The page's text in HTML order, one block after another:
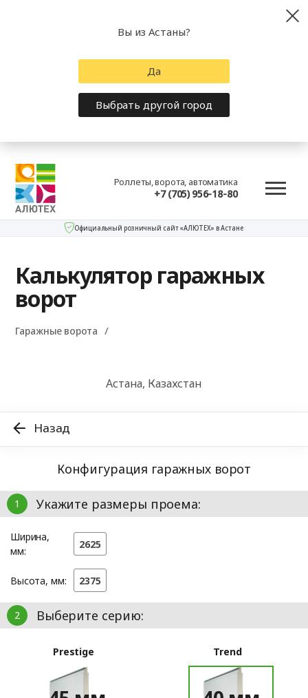
Роллеты, ворота, автоматика
+7 (705) 956-18-80
Официальный розничный сайт «АЛЮТЕХ» в Астане
Калькулятор гаражных
ворот
Гаражные ворота
Вы из Астаны?
Да
Выбрать другой город